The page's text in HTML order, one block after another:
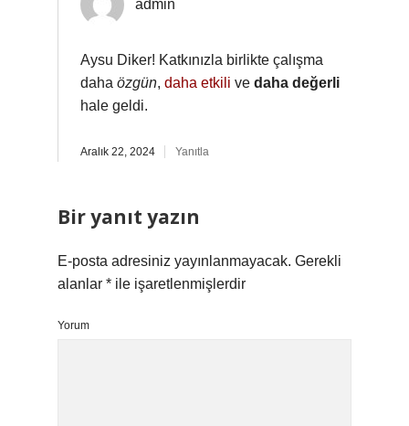
admin
Aysu Diker! Katkınızla birlikte çalışma
daha özgün, daha etkili ve daha değerli
hale geldi.
Aralık 22, 2024 Yanıtla
Bir yanıt yazın
E-posta adresiniz yayınlanmayacak. Gerekli
alanlar * ile işaretlenmişlerdir
Yorum